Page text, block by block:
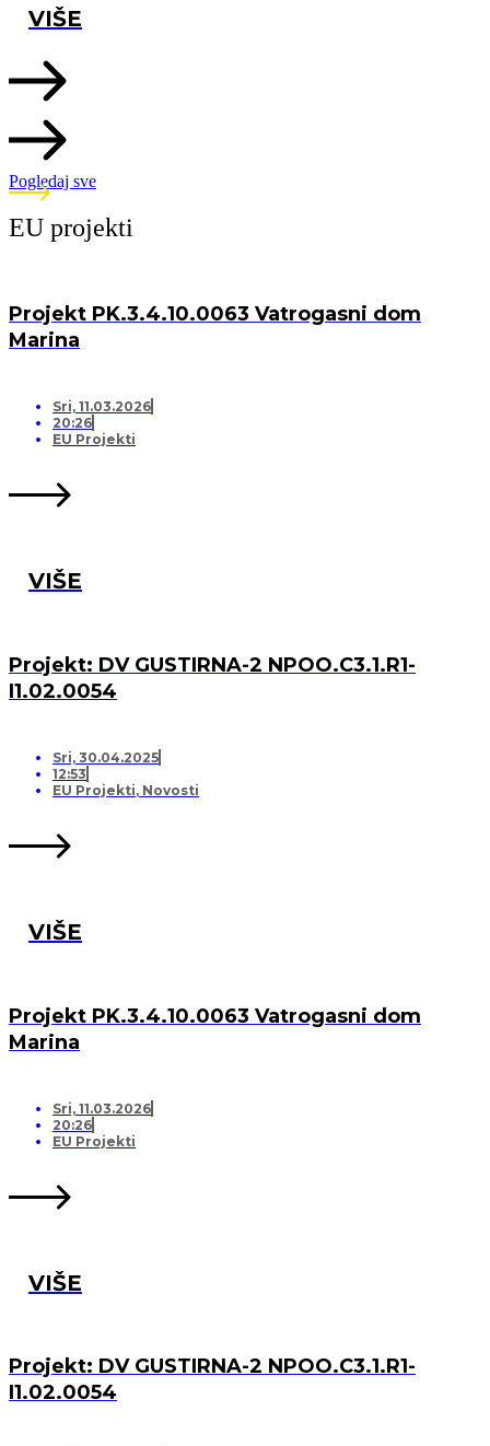
VIŠE
Pogledaj sve
EU projekti
Projekt PK.3.4.10.0063 Vatrogasni dom
Marina
Sri, 11.03.2026
20:26
EU Projekti
VIŠE
Projekt: DV GUSTIRNA-2 NPOO.C3.1.R1-
I1.02.0054
Sri, 30.04.2025
12:53
EU Projekti, Novosti
VIŠE
Projekt PK.3.4.10.0063 Vatrogasni dom
Marina
Sri, 11.03.2026
20:26
EU Projekti
VIŠE
Projekt: DV GUSTIRNA-2 NPOO.C3.1.R1-
I1.02.0054